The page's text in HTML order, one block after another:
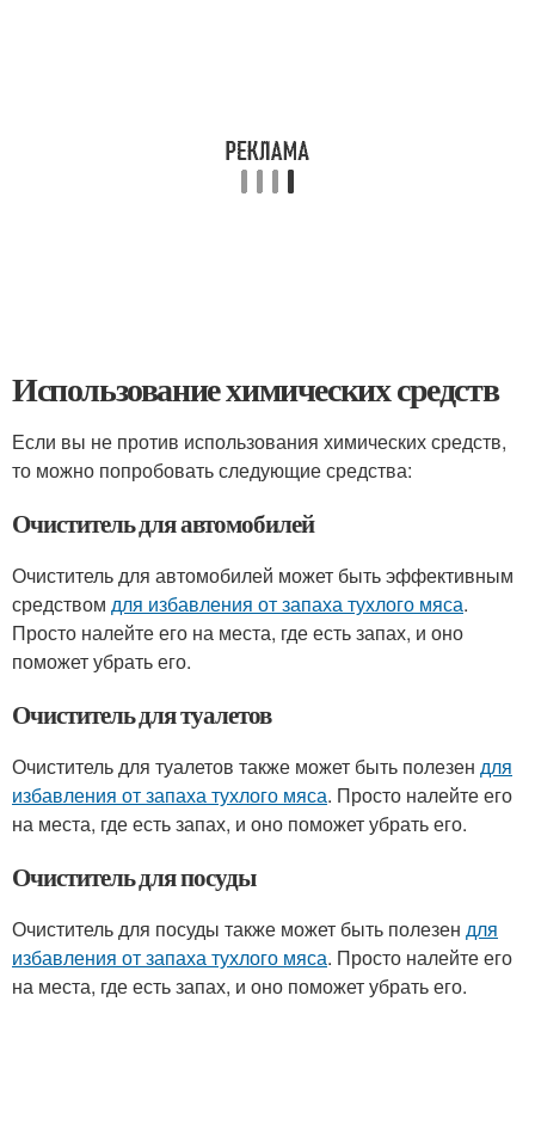
Использование химических средств
Если вы не против использования химических средств,
то можно попробовать следующие средства:
Очиститель для автомобилей
Очиститель для автомобилей может быть эффективным
средством для избавления от запаха тухлого мяса.
Просто налейте его на места, где есть запах, и оно
поможет убрать его.
Очиститель для туалетов
Очиститель для туалетов также может быть полезен для
избавления от запаха тухлого мяса. Просто налейте его
на места, где есть запах, и оно поможет убрать его.
Очиститель для посуды
Очиститель для посуды также может быть полезен для
избавления от запаха тухлого мяса. Просто налейте его
на места, где есть запах, и оно поможет убрать его.